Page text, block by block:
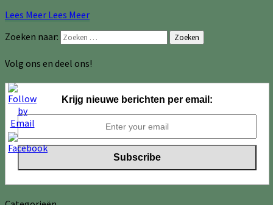
Lees Meer Lees Meer
Zoeken naar:
Zoeken
Volg ons en deel ons!
Krijg nieuwe berichten per email: